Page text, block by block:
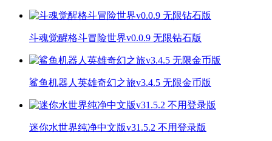
斗魂觉醒格斗冒险世界v0.0.9 无限钻石版
鲨鱼机器人英雄奇幻之旅v3.4.5 无限金币版
迷你水世界纯净中文版v31.5.2 不用登录版